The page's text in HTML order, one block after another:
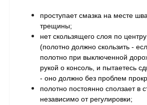
проступает смазка на месте
трещины;
нет скользящего слоя по
(полотно должно скользить -
полотно при выключенной
рукой о консоль, и пытаетесь
- оно должно без проблем
полотно постоянно сползает в
независимо от регулировки;